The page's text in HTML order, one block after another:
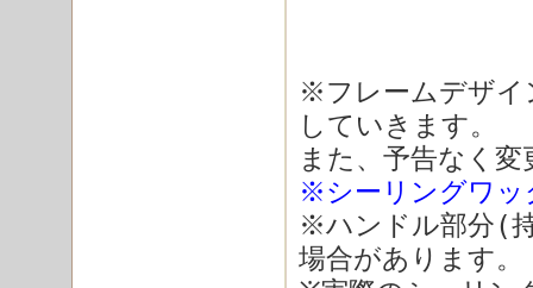
※フレームデザイ
していきます。
また、予告なく
※シーリングワッ
※ハンドル部分(
場合があります。